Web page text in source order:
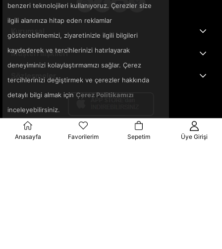
Kurumsal
Müşteri İlişkileri
Sözleşmeler
benzeri teknolojileri kullanıyoruz. Çerezler size
ilgili alanınıza hitap eden reklamlar
gösterebilmemizi, ziyaretinizle ilgili bilgileri
kaydederek ve tercihlerinizi hatırlayarak
deneyiminizi kolaylaştırmamızı sağlar. Çerez
tercihlerinizi değiştirmek ve çerezler hakkında
detaylı bilgi almak için Çerez Politikamızı
inceleyebilirsiniz.
Anasayfa Favorilerim Sepetim Üye Girişi